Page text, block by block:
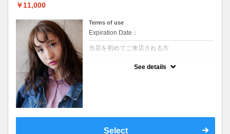
￥11,000
Terms of use
Expiration Date：
当店を初めてご来店される方
See details
Select